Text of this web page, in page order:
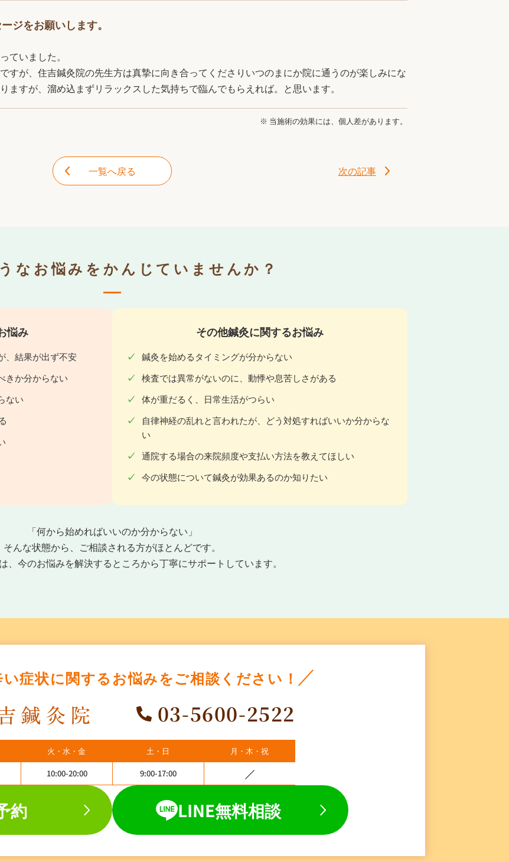
ジをお願いします。
ていました。
すが、住吉鍼灸院の先生方は真摯に向き合ってくださりいつのまにか院に通うのが楽しみにな
ますが、溜め込まずリラックスした気持ちで臨んでもらえれば。と思います。
※ 当施術の効果には、個人差があります。
一覧へ戻る 次の記事
なお悩みをかんじていませんか？
悩み
、結果が出ず不安
きか分からない
ない
その他鍼灸に関するお悩み
鍼灸を始めるタイミングが分からない
検査では異常がないのに、動悸や息苦しさがある
体が重だるく、日常生活がつらい
自律神経の乱れと言われたが、どう対処すればいいか分からな
い
通院する場合の来院頻度や支払い方法を教えてほしい
今の状態について鍼灸が効果あるのか知りたい
「何から始めればいいのか分からない」
そんな状態から、ご相談される方がほとんどです。
、今のお悩みを解決するところから丁寧にサポートしています。
症状に関するお悩みをご相談ください！
03-5600-2522
火・水・金 土・日
月・木・祝
10:00-20:00 9:00-17:00
約 LINE無料相談